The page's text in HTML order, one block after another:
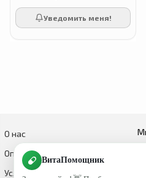
Уведомить меня!
О нас
Оплата и доставка
Условия возврата и обмена
ВитаПомощник